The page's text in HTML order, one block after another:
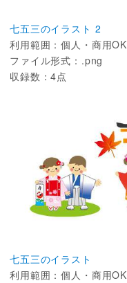
七五三のイラスト 2
利用範囲：個人・商用OK
ファイル形式：.png
収録数：4点
七五三のイラスト
利用範囲：個人・商用OK